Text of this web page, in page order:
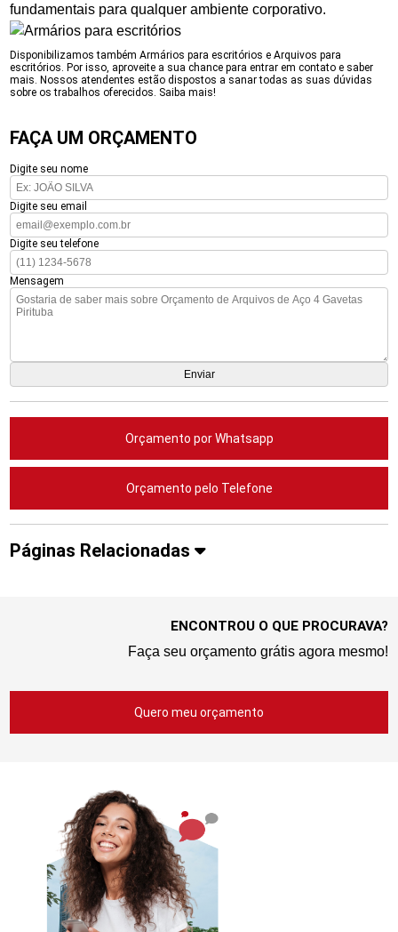
fundamentais para qualquer ambiente corporativo.
Disponibilizamos também Armários para escritórios e Arquivos para
escritórios. Por isso, aproveite a sua chance para entrar em contato e saber
mais. Nossos atendentes estão dispostos a sanar todas as suas dúvidas
sobre os trabalhos oferecidos. Saiba mais!
FAÇA UM ORÇAMENTO
Digite seu nome
Digite seu email
Digite seu telefone
Mensagem
Orçamento por Whatsapp
Orçamento pelo Telefone
Páginas Relacionadas
ENCONTROU O QUE PROCURAVA?
Faça seu orçamento grátis agora mesmo!
Quero meu orçamento